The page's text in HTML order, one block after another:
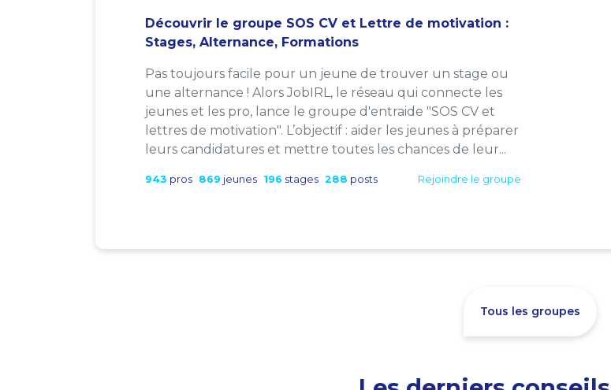
Découvrir le groupe SOS CV et Lettre de motivation :
Stages, Alternance, Formations
Pas toujours facile pour un jeune de trouver un stage ou
une alternance ! Alors JobIRL, le réseau qui connecte les
jeunes et les pro, lance le groupe d'entraide "SOS CV et
lettres de motivation". L’objectif : aider les jeunes à préparer
leurs candidatures et mettre toutes les chances de leur...
943 pros 869 jeunes 196 stages 288 posts Rejoindre le groupe
Tous les groupes